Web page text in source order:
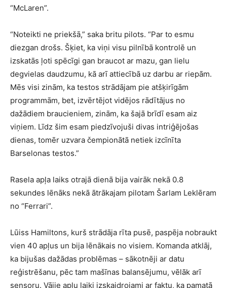
“McLaren”.
“Noteikti ne priekšā,” saka britu pilots. “Par to esmu
diezgan drošs. Šķiet, ka viņi visu pilnībā kontrolē un
izskatās ļoti spēcīgi gan braucot ar mazu, gan lielu
degvielas daudzumu, kā arī attiecībā uz darbu ar riepām.
Mēs visi zinām, ka testos strādājam pie atšķirīgām
programmām, bet, izvērtējot vidējos rādītājus no
dažādiem braucieniem, zinām, ka šajā brīdī esam aiz
viņiem. Līdz šim esam piedzīvojuši divas intriģējošas
dienas, tomēr uzvara čempionātā netiek izcīnīta
Barselonas testos.”
Rasela apļa laiks otrajā dienā bija vairāk nekā 0.8
sekundes lēnāks nekā ātrākajam pilotam Šarlam Leklēram
no “Ferrari”.
Lūiss Hamiltons, kurš strādāja rīta pusē, paspēja nobraukt
vien 40 apļus un bija lēnākais no visiem. Komanda atklāj,
ka bijušas dažādas problēmas – sākotnēji ar datu
reģistrēšanu, pēc tam mašīnas balansējumu, vēlāk arī
sensoru. Vājie apļu laiki izskaidrojami ar faktu, ka pamatā